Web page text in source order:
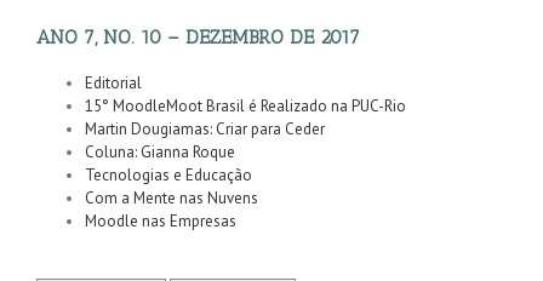
ANO 7, NO. 10 – DEZEMBRO DE 2017
Editorial
15° MoodleMoot Brasil é Realizado na PUC-Rio
Martin Dougiamas: Criar para Ceder
Coluna: Gianna Roque
Tecnologias e Educação
Com a Mente nas Nuvens
Moodle nas Empresas